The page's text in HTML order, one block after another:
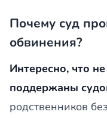
Почему суд
обвинения?
Интересно, что
поддержаны
родственников